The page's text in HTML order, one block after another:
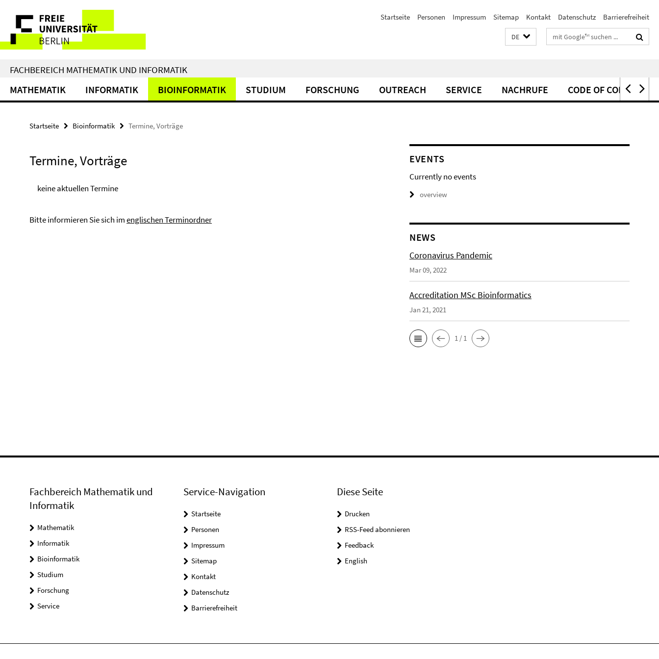
direkt
Inhalt
Service-
Navigation
Startseite Personen Impressum Sitemap Kontakt Datenschutz Barrierefreiheit
DE Suchbegriffe
FACHBEREICH MATHEMATIK UND INFORMATIK
MATHEMATIK INFORMATIK BIOINFORMATIK STUDIUM FORSCHUNG OUTREACH SERVICE NACHRUFE CODE OF CONDUCT
Startseite Bioinformatik Termine, Vorträge
Termine, Vorträge
keine aktuellen Termine
Bitte informieren Sie sich imenglischen Terminordner
EVENTS
Currently no events
overview
NEWS
Coronavirus Pandemic
Mar 09, 2022
Accreditation MSc Bioinformatics
Jan 21, 2021
1 / 1
Fachbereich Mathematik und
Informatik
Mathematik
Informatik
Bioinformatik
Studium
Forschung
Service
Service-Navigation
Startseite
Personen
Impressum
Sitemap
Kontakt
Datenschutz
Barrierefreiheit
Diese Seite
Drucken
RSS-Feed abonnieren
Feedback
English